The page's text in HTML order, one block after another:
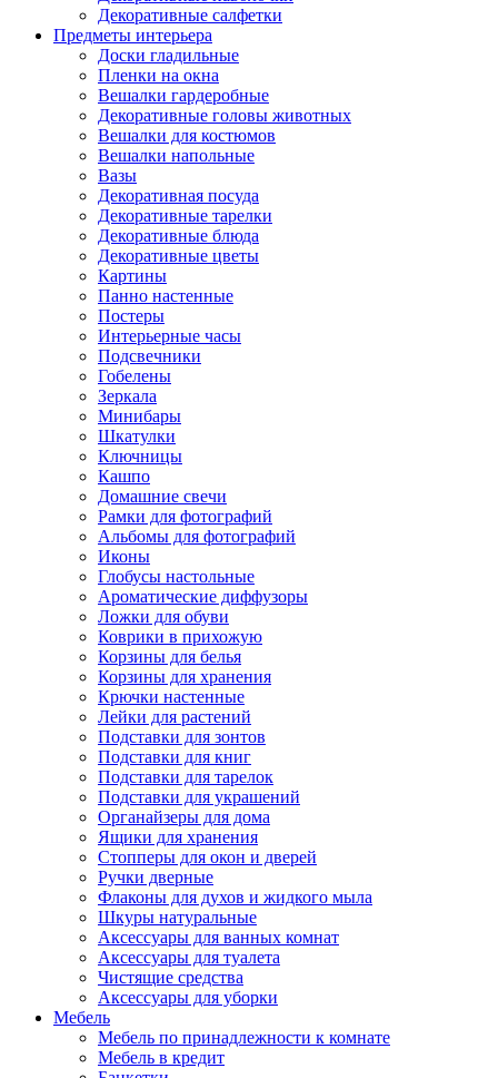
Декоративные салфетки
Предметы интерьера
Доски гладильные
Пленки на окна
Вешалки гардеробные
Декоративные головы животных
Вешалки для костюмов
Вешалки напольные
Вазы
Декоративная посуда
Декоративные тарелки
Декоративные блюда
Декоративные цветы
Картины
Панно настенные
Постеры
Интерьерные часы
Подсвечники
Гобелены
Зеркала
Минибары
Шкатулки
Ключницы
Кашпо
Домашние свечи
Рамки для фотографий
Альбомы для фотографий
Иконы
Глобусы настольные
Ароматические диффузоры
Ложки для обуви
Коврики в прихожую
Корзины для белья
Корзины для хранения
Крючки настенные
Лейки для растений
Подставки для зонтов
Подставки для книг
Подставки для тарелок
Подставки для украшений
Органайзеры для дома
Ящики для хранения
Стопперы для окон и дверей
Ручки дверные
Флаконы для духов и жидкого мыла
Шкуры натуральные
Аксессуары для ванных комнат
Аксессуары для туалета
Чистящие средства
Аксессуары для уборки
Мебель
Мебель по принадлежности к комнате
Мебель в кредит